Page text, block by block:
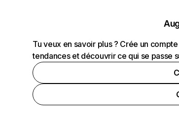
Tu veux en savoir plus ? Crée un
tendances et découvrir ce qui se passe